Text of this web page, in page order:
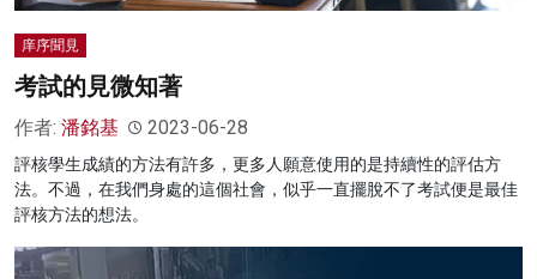
庠序聞見
考試的見微知著
作者: 潘銘基 2023-06-28
評核學生成績的方法有許多，更多人願意使用的是持續性的評估方
法。不過，在我們身處的這個社會，似乎一直擺脫不了考試便是最佳
評核方法的想法。